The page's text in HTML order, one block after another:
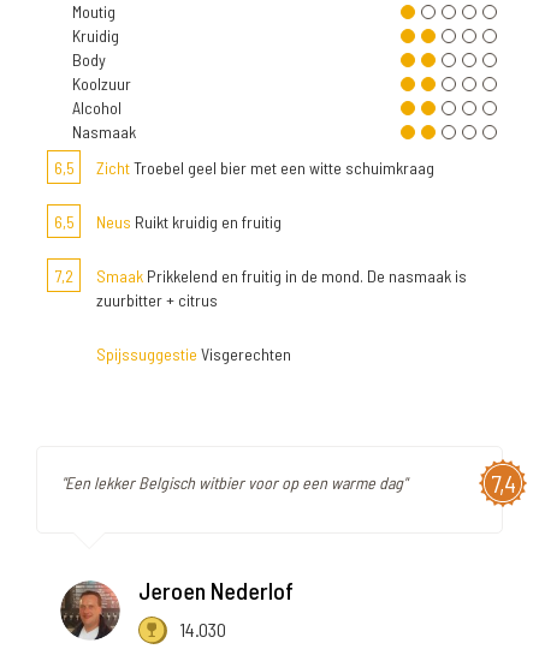
Moutig
Kruidig
Body
Koolzuur
Alcohol
Nasmaak
6,5
ZichtTroebel geel bier met een witte schuimkraag
6,5 Neus Ruikt kruidig en fruitig
7,2 Smaak Prikkelend en fruitig in de mond. De nasmaak is
zuurbitter + citrus
Spijssuggestie Visgerechten
7,4
"Een lekker Belgisch witbier voor op een warme dag"
Jeroen Nederlof
14.030